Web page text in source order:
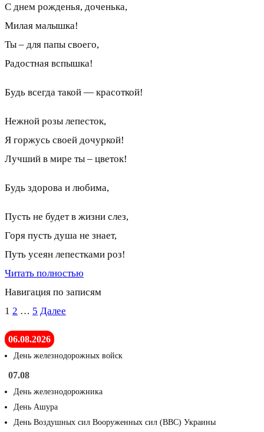
С днем рожденья, доченька,
Милая малышка!
Ты – для папы своего,
Радостная вспышка!
Будь всегда такой — красоткой!
Нежной розы лепесток,
Я горжусь своей дочуркой!
Лучший в мире ты – цветок!
Будь здорова и любима,
Пусть не будет в жизни слез,
Горя пусть душа не знает,
Путь усеян лепестками роз!
Читать полностью
Навигация по записям
1 2 … 5 Далее
06.08.2026
День железнодорожных войск
07.08
День железнодорожника
День Ашура
День Воздушных сил Вооруженных сил (ВВС) Украины